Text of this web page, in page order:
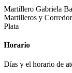
Martillero Gabriela
Martilleros y
Plata
Horario
Días y el horario de